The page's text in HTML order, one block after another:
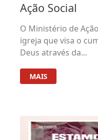
Ação Social
O Ministério de
igreja que visa o
Deus através da...
MAIS